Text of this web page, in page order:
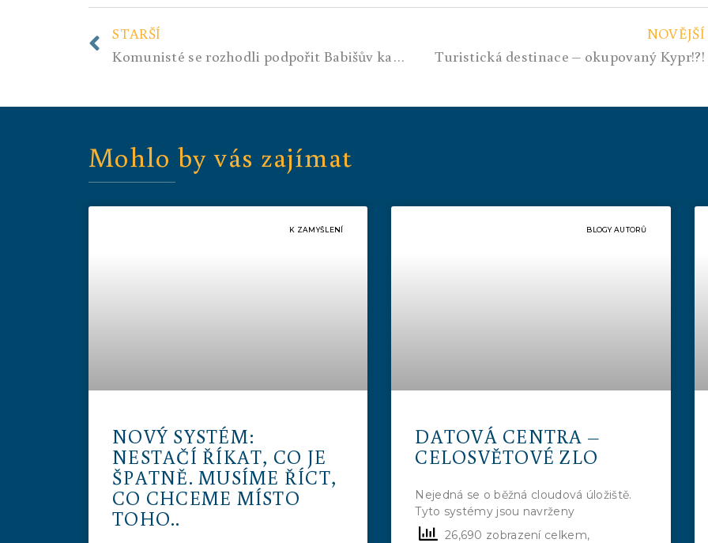
STARŠÍ
Komunisté se rozhodli podpořit Babišův kabinet
NOVĚJŠÍ
Turistická destinace – okupovaný Kypr!?!
Mohlo by vás zajímat
K ZAMYŠLENÍ
NOVÝ SYSTÉM:
NESTAČÍ ŘÍKAT, CO JE
ŠPATNĚ. MUSÍME ŘÍCT,
CO CHCEME MÍSTO
TOHO..
BLOGY AUTORŮ
DATOVÁ CENTRA –
CELOSVĚTOVÉ ZLO
Nejedná se o běžná cloudová úložiště.
Tyto systémy jsou navrženy
26,690 zobrazení celkem,